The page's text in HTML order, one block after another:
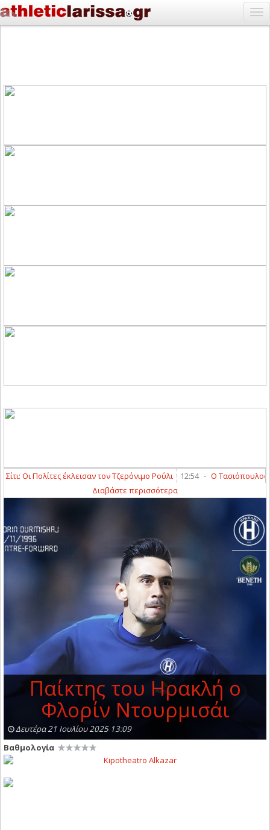
Οι Πολίτες έκλεισαν τον Τζερόνιμο Ρούλι 12:54 - Ο Τασιόπουλος
Διαβάστε περισσότερα
Παίκτης του Ηρακλή ο
Φλορίν Ντουρμισάι
Δευτέρα 21 Ιουλίου 2025 13:09
Βαθμολογία